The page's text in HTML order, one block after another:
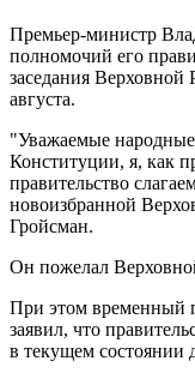
Премьер-министр
полномочий его
заседания Верховной
августа.
"Уважаемые
Конституции, я, как
правительство
новоизбранной
Гройсман.
Он пожелал
При этом временный
заявил, что
в текущем состоянии